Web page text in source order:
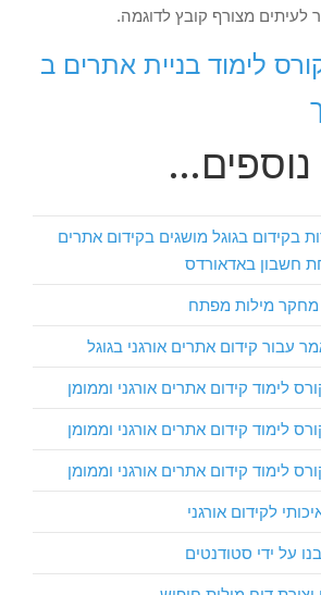
מצורף קובץ לדוגמה.
לימוד בניית אתרים ב
תחרות בקידום בגוגל מושגים בקידום אתרים
חשבון באדאורדס
על ידי סטודנטים